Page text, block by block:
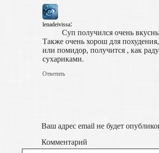
lenadeivissa:
Суп получился очень
Также очень хорош для
или помидор, получится , как
сухариками.
Ответить
Ваш адрес email не будет
Комментарий